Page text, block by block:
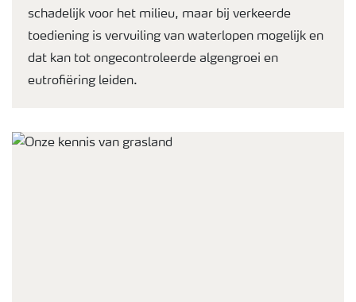
schadelijk voor het milieu, maar bij verkeerde
toediening is vervuiling van waterlopen mogelijk en
dat kan tot ongecontroleerde algengroei en
eutrofiëring leiden.